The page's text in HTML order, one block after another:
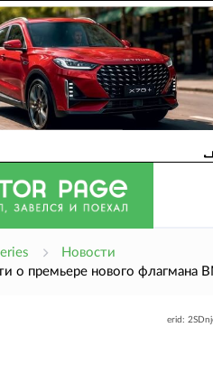
Новости
о премьере нового флагмана
erid: